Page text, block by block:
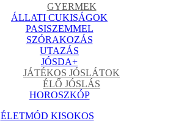
GYERMEK
ÁLLATI CUKISÁGOK
PASISZEMMEL
SZÓRAKOZÁS
UTAZÁS
JÓSDA+
JÁTÉKOS JÓSLÁTOK
ÉLŐ JÓSLÁS
HOROSZKÓP
ÉLETMÓD KISOKOS